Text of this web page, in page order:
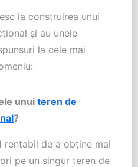
la construirea unui
și au unele
la cele mai
unui teren de
?
rentabil de a obține mai
pe un singur teren de